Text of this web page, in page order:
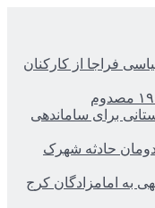
فراجا از کارکنان
استانی برای ساماندهی
حادثه شهرک
به امامزادگان کرج